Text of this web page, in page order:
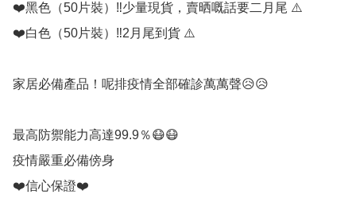
❤️黑色（50片裝）‼️少量現貨，賣晒嘅話要二月尾 ⚠️
❤️白色（50片裝）‼️2月尾到貨 ⚠️
家居必備產品！呢排疫情全部確診萬萬聲😥😥
最高防禦能力高達99.9％😷😷
疫情嚴重必備傍身
❤️信心保證❤️